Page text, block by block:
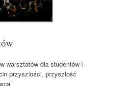
warsztatów dla studentów i
przyszlości, przyszlość